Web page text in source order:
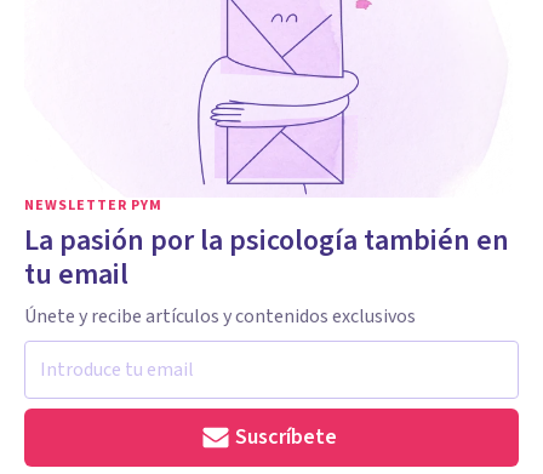
NEWSLETTER PYM
La pasión por la psicología también en
tu email
Únete y recibe artículos y contenidos exclusivos
Suscríbete